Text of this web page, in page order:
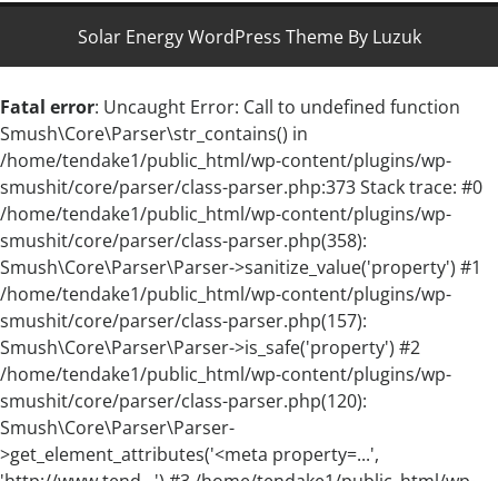
Solar Energy WordPress Theme By Luzuk
Fatal error: Uncaught Error: Call to undefined function
Smush\Core\Parser\str_contains() in
/home/tendake1/public_html/wp-content/plugins/wp-
smushit/core/parser/class-parser.php:373 Stack trace: #0
/home/tendake1/public_html/wp-content/plugins/wp-
smushit/core/parser/class-parser.php(358):
Smush\Core\Parser\Parser->sanitize_value('property') #1
/home/tendake1/public_html/wp-content/plugins/wp-
smushit/core/parser/class-parser.php(157):
Smush\Core\Parser\Parser->is_safe('property') #2
/home/tendake1/public_html/wp-content/plugins/wp-
smushit/core/parser/class-parser.php(120):
Smush\Core\Parser\Parser-
>get_element_attributes('<meta property=...',